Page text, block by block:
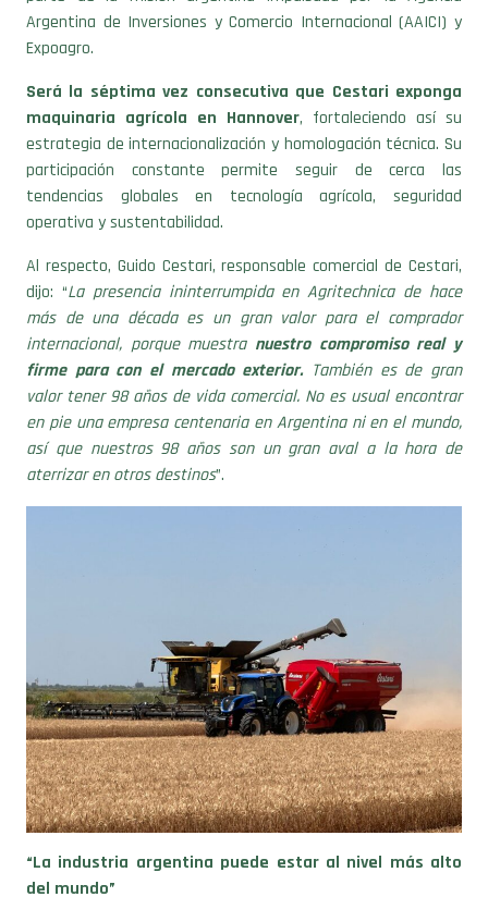
Expoagro.
Será la séptima vez consecutiva que Cestari exponga
maquinaria agrícola en Hannover, fortaleciendo así su
estrategia de internacionalización y homologación técnica. Su
participación constante permite seguir de cerca las
tendencias globales en tecnología agrícola, seguridad
operativa y sustentabilidad.
Al respecto, Guido Cestari, responsable comercial de Cestari,
dijo: “La presencia ininterrumpida en Agritechnica de hace
más de una década es un gran valor para el comprador
internacional, porque muestranuestro compromiso real y
firme para con el mercado exterior. También es de gran
valor tener 98 años de vida comercial. No es usual encontrar
en pie una empresa centenaria en Argentina ni en el mundo,
así que nuestros 98 años son un gran aval a la hora de
aterrizar en otros destinos”.
“La industria argentina puede estar al nivel más alto
del mundo”